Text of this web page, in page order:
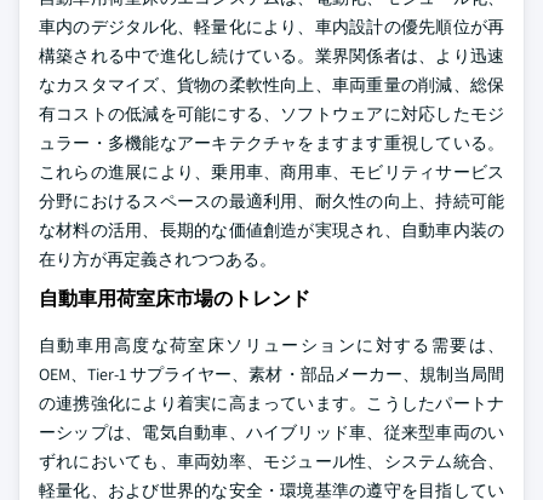
車内のデジタル化、軽量化により、車内設計の優先順位が再
構築される中で進化し続けている。業界関係者は、より迅速
なカスタマイズ、貨物の柔軟性向上、車両重量の削減、総保
有コストの低減を可能にする、ソフトウェアに対応したモジ
ュラー・多機能なアーキテクチャをますます重視している。
これらの進展により、乗用車、商用車、モビリティサービス
分野におけるスペースの最適利用、耐久性の向上、持続可能
な材料の活用、長期的な価値創造が実現され、自動車内装の
在り方が再定義されつつある。
自動車用荷室床市場のトレンド
自動車用高度な荷室床ソリューションに対する需要は、
OEM、Tier-1 サプライヤー、素材・部品メーカー、規制当局間
の連携強化により着実に高まっています。こうしたパートナ
ーシップは、電気自動車、ハイブリッド車、従来型車両のい
ずれにおいても、車両効率、モジュール性、システム統合、
軽量化、および世界的な安全・環境基準の遵守を目指してい